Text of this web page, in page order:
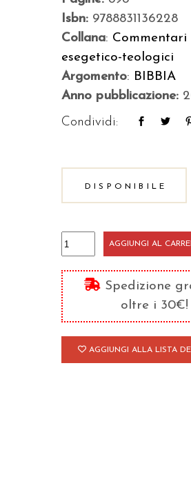
Isbn: 9788831136228
Collana:
esegetico-teologici
Argomento: BIBBIA
Anno pubblicazione:
Condividi:
DISPONIBILE
Atti
degli
Apostoli
quantità
AGGIUNGI AL
Spedizione
oltre i 30€!
AGGIUNGI ALLA LISTA